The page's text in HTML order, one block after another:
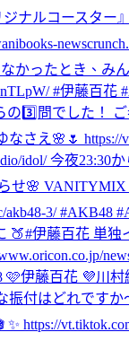
ナルコースター
かったとき、み
#伊藤百花
3️⃣問でした！
なさえ🌸🌷 https://
idol/ 今夜23:30
せ🌸
3/ #AKB48
🍑#伊藤百花 単独
🩷伊藤百花 💜川
振付はどれですか
https://